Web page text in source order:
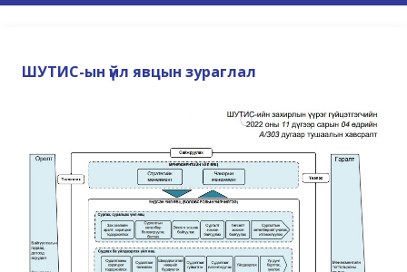
ШУТИС-ын үйл явцын зураглал